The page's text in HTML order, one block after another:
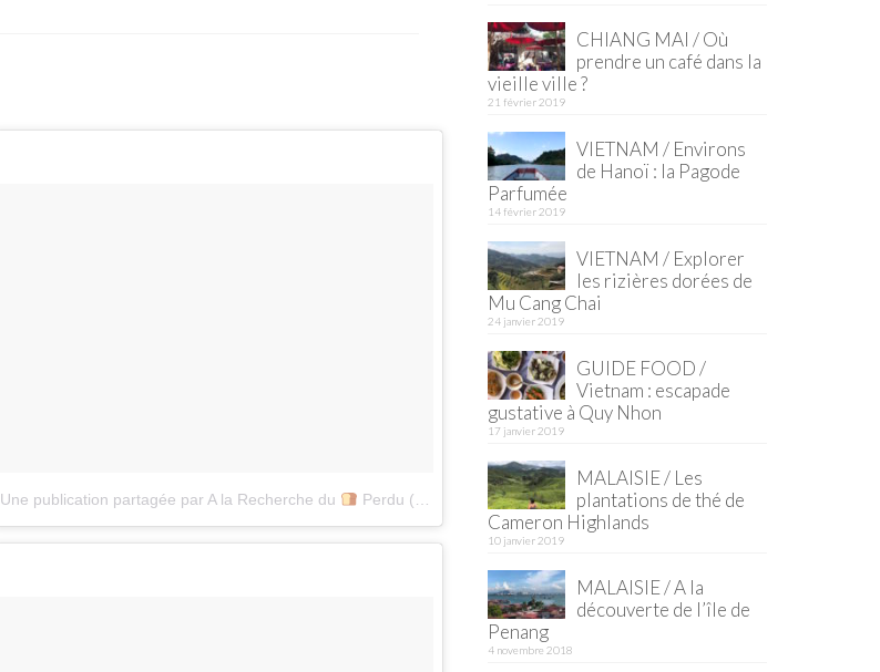
Une publication partagée par A la Recherche du Perdu (@alarecherchedupainperdu) le5 Avril 2016 à 20h41 PDT
CHIANG MAI / Où
prendre un café dans la
vieille ville ?
21 février 2019
VIETNAM / Environs
de Hanoï : la Pagode
Parfumée
14 février 2019
VIETNAM / Explorer
les rizières dorées de
Mu Cang Chai
24 janvier 2019
GUIDE FOOD /
Vietnam : escapade
gustative à Quy Nhon
17 janvier 2019
MALAISIE / Les
plantations de thé de
Cameron Highlands
10 janvier 2019
MALAISIE / A la
découverte de l’île de
Penang
4 novembre 2018